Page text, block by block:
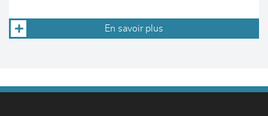
En savoir plus